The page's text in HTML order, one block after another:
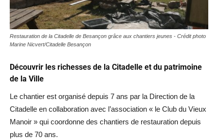
Restauration de la Citadelle de Besançon grâce aux chantiers jeunes - Crédit photo
Marine Nicvert/Citadelle Besançon
Découvrir les richesses de la Citadelle et du patrimoine
de la Ville
Le chantier est organisé depuis 7 ans par la Direction de la
Citadelle en collaboration avec l’association « le Club du Vieux
Manoir » qui coordonne des chantiers de restauration depuis
plus de 70 ans.